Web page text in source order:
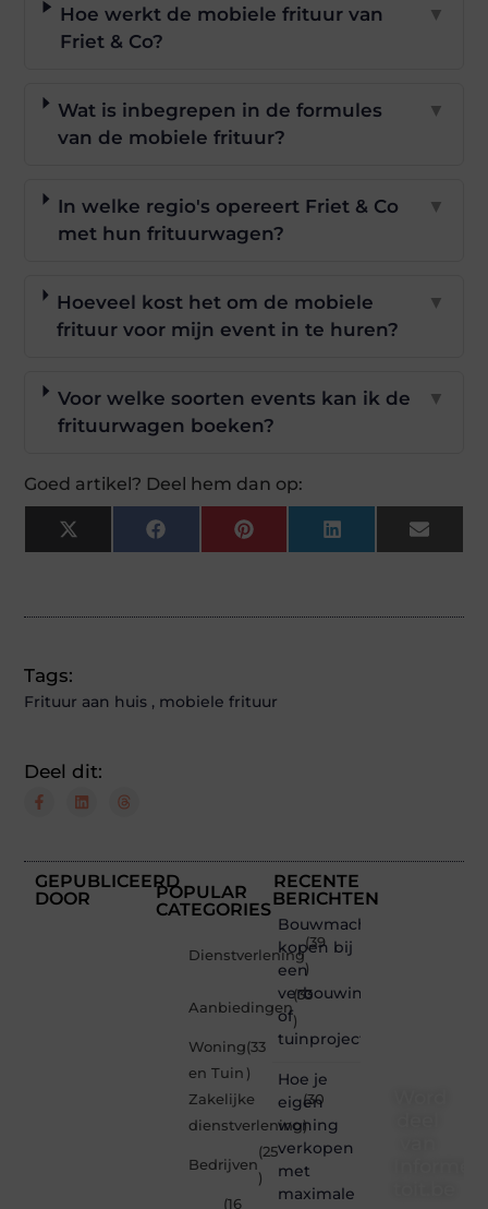
Hoe werkt de mobiele frituur van
Friet & Co?
▼
Wat is inbegrepen in de formules
van de mobiele frituur?
▼
In welke regio's opereert Friet & Co
met hun frituurwagen?
▼
Hoeveel kost het om de mobiele
frituur voor mijn event in te huren?
▼
Voor welke soorten events kan ik de
frituurwagen boeken?
▼
Goed artikel? Deel hem dan op:
X
(Twitter)
FacebookPinterestLinkedInEmail
Tags:
Frituur aan huis , mobiele frituur
Deel dit:
GEPUBLICEERD
DOOR
POPULAR
CATEGORIES
Dienstverlening
(39
)
Aanbiedingen
(33
)
Woning
en Tuin
(33
)
Zakelijke
dienstverlening
(30
)
Bedrijven
(25
)
(16
RECENTE
BERICHTEN
Bouwmachines
kopen bij
een
verbouwing
of
tuinproject
Hoe je
eigen
woning
verkopen
met
maximale